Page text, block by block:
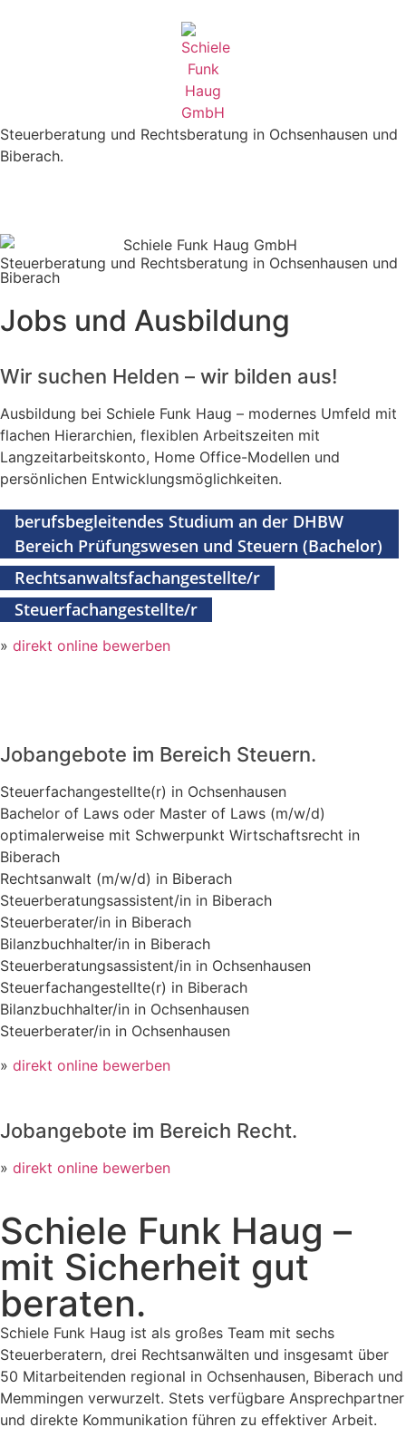
Steuerberatung und Rechtsberatung in Ochsenhausen und
Biberach.
Steuerberatung und Rechtsberatung in Ochsenhausen und
Biberach
Jobs und Ausbildung
Wir suchen Helden – wir bilden aus!
Ausbildung bei Schiele Funk Haug – modernes Umfeld mit
flachen Hierarchien, flexiblen Arbeitszeiten mit
Langzeitarbeitskonto, Home Office-Modellen und
persönlichen Entwicklungsmöglichkeiten.
berufsbegleitendes Studium an der DHBW
Bereich Prüfungswesen und Steuern (Bachelor)
Rechtsanwaltsfachangestellte/r
Steuerfachangestellte/r
» direkt online bewerben
Jobangebote im Bereich Steuern.
Steuerfachangestellte(r) in Ochsenhausen
Bachelor of Laws oder Master of Laws (m/w/d)
optimalerweise mit Schwerpunkt Wirtschaftsrecht in
Biberach
Rechtsanwalt (m/w/d) in Biberach
Steuerberatungsassistent/in in Biberach
Steuerberater/in in Biberach
Bilanzbuchhalter/in in Biberach
Steuerberatungsassistent/in in Ochsenhausen
Steuerfachangestellte(r) in Biberach
Bilanzbuchhalter/in in Ochsenhausen
Steuerberater/in in Ochsenhausen
» direkt online bewerben
Jobangebote im Bereich Recht.
» direkt online bewerben
Schiele Funk Haug –
mit Sicherheit gut
beraten.
Schiele Funk Haug ist als großes Team mit sechs
Steuerberatern, drei Rechtsanwälten und insgesamt über
50 Mitarbeitenden regional in Ochsenhausen, Biberach und
Memmingen verwurzelt. Stets verfügbare Ansprechpartner
und direkte Kommunikation führen zu effektiver Arbeit.